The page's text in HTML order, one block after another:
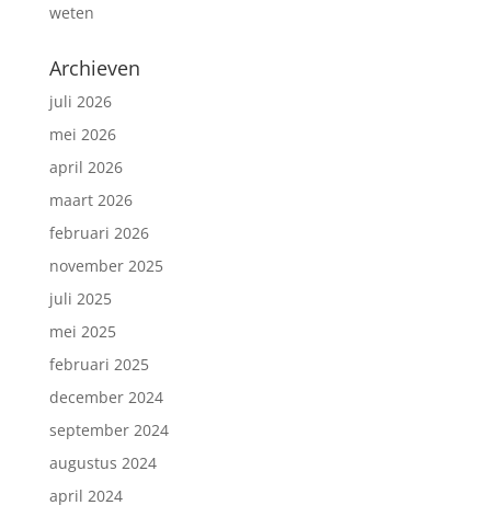
weten
Archieven
juli 2026
mei 2026
april 2026
maart 2026
februari 2026
november 2025
juli 2025
mei 2025
februari 2025
december 2024
september 2024
augustus 2024
april 2024